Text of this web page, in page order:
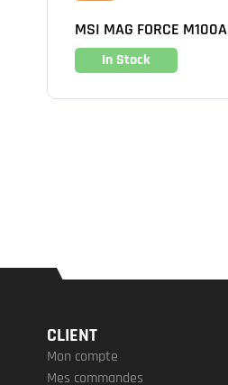
MSI MAG FORCE M100A
In Stock
CLIENT
Mon compte
Mes commandes